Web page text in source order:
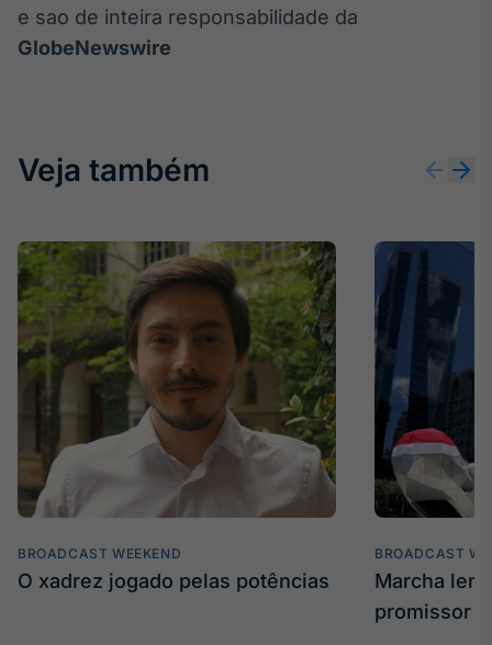
e sao de inteira responsabilidade da
GlobeNewswire
Veja também
BROADCAST WEEKEND
O xadrez jogado pelas potências
BROADCAST
Marcha
promissor